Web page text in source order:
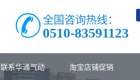
全国咨询热线：
0510-83591123
联系华通气动 淘宝店铺促销